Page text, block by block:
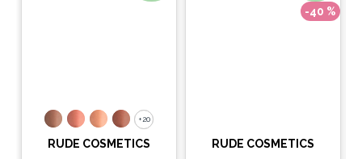
+20
+20
RUDE COSMETICS
-40 %
RUDE COSMETICS